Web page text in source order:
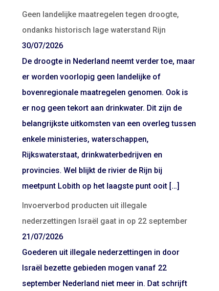
Geen landelijke maatregelen tegen droogte,
ondanks historisch lage waterstand Rijn
30/07/2026
De droogte in Nederland neemt verder toe, maar
er worden voorlopig geen landelijke of
bovenregionale maatregelen genomen. Ook is
er nog geen tekort aan drinkwater. Dit zijn de
belangrijkste uitkomsten van een overleg tussen
enkele ministeries, waterschappen,
Rijkswaterstaat, drinkwaterbedrijven en
provincies. Wel blijkt de rivier de Rijn bij
meetpunt Lobith op het laagste punt ooit […]
Invoerverbod producten uit illegale
nederzettingen Israël gaat in op 22 september
21/07/2026
Goederen uit illegale nederzettingen in door
Israël bezette gebieden mogen vanaf 22
september Nederland niet meer in. Dat schrijft